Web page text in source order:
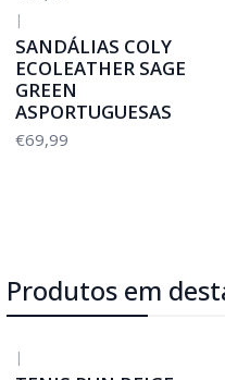
|
SANDÁLIAS COLY
ECOLEATHER SAGE
GREEN
ASPORTUGUESAS
€69,99
Produtos em
|